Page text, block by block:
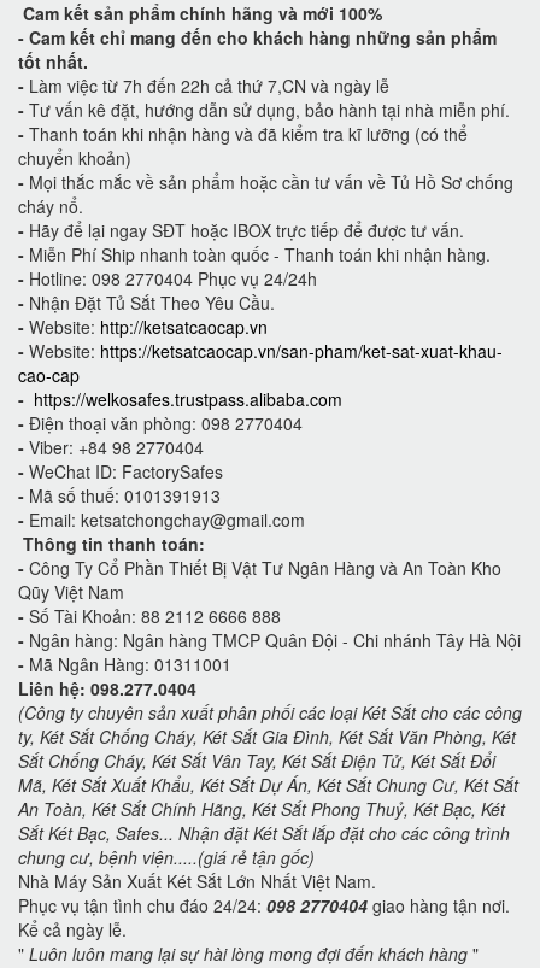
Cam kết sản phẩm chính hãng và mới 100%
- Cam kết chỉ mang đến cho khách hàng những sản phẩm
tốt nhất.
- Làm việc từ 7h đến 22h cả thứ 7,CN và ngày lễ
- Tư vấn kê đặt, hướng dẫn sử dụng, bảo hành tại nhà miễn phí.
- Thanh toán khi nhận hàng và đã kiểm tra kĩ lưỡng (có thể
chuyển khoản)
- Mọi thắc mắc về sản phẩm hoặc cần tư vấn về Tủ Hồ Sơ chống
cháy nổ.
- Hãy để lại ngay SĐT hoặc IBOX trực tiếp để được tư vấn.
- Miễn Phí Ship nhanh toàn quốc - Thanh toán khi nhận hàng.
- Hotline: 098 2770404 Phục vụ 24/24h
- Nhận Đặt Tủ Sắt Theo Yêu Cầu.
- Website: http://ketsatcaocap.vn
- Website: https://ketsatcaocap.vn/san-pham/ket-sat-xuat-khau-
cao-cap
- https://welkosafes.trustpass.alibaba.com
- Điện thoại văn phòng: 098 2770404
- Viber: +84 98 2770404
- WeChat ID: FactorySafes
- Mã số thuế: 0101391913
- Email: ketsatchongchay@gmail.com
Thông tin thanh toán:
- Công Ty Cổ Phần Thiết Bị Vật Tư Ngân Hàng và An Toàn Kho
Qũy Việt Nam
- Số Tài Khoản: 88 2112 6666 888
- Ngân hàng: Ngân hàng TMCP Quân Đội - Chi nhánh Tây Hà Nội
- Mã Ngân Hàng: 01311001
Liên hệ: 098.277.0404
(Công ty chuyên sản xuất phân phối các loại Két Sắt cho các công
ty, Két Sắt Chống Cháy, Két Sắt Gia Đình, Két Sắt Văn Phòng, Két
Sắt Chống Cháy, Két Sắt Vân Tay, Két Sắt Điện Tử, Két Sắt Đổi
Mã, Két Sắt Xuất Khẩu, Két Sắt Dự Án, Két Sắt Chung Cư, Két Sắt
An Toàn, Két Sắt Chính Hãng, Két Sắt Phong Thuỷ, Két Bạc, Két
Sắt Két Bạc, Safes... Nhận đặt Két Sắt lắp đặt cho các công trình
chung cư, bệnh viện.....(giá rẻ tận gốc)
Nhà Máy Sản Xuất Két Sắt Lớn Nhất Việt Nam.
Phục vụ tận tình chu đáo 24/24: 098 2770404 giao hàng tận nơi.
Kể cả ngày lễ.
" Luôn luôn mang lại sự hài lòng mong đợi đến khách hàng "